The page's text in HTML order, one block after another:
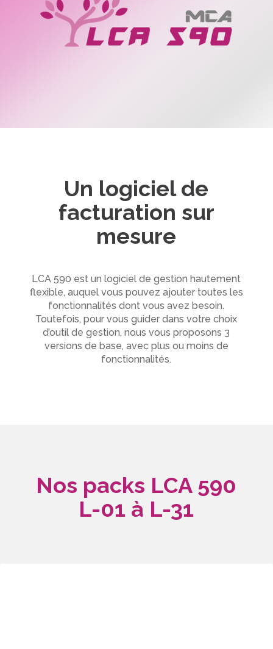
Un logiciel de
facturation sur
mesure
LCA 590 est un logiciel de gestion hautement
flexible, auquel vous pouvez ajouter toutes les
fonctionnalités dont vous avez besoin.
Toutefois, pour vous guider dans votre choix
d’outil de gestion, nous vous proposons 3
versions de base, avec plus ou moins de
fonctionnalités.
Nos packs LCA 590
L-01 à L-31